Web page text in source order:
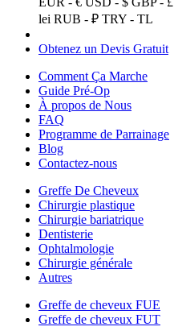
lei RUB - ₽ TRY - TL
Obtenez un Devis Gratuit
Comment Ça Marche
Guide Pré-Op
À propos de Nous
FAQ
Programme de Parrainage
Blog
Contactez-nous
Greffe De Cheveux
Chirurgie plastique
Chirurgie bariatrique
Dentisterie
Ophtalmologie
Chirurgie générale
Autres
Greffe de cheveux FUE
Greffe de cheveux FUT